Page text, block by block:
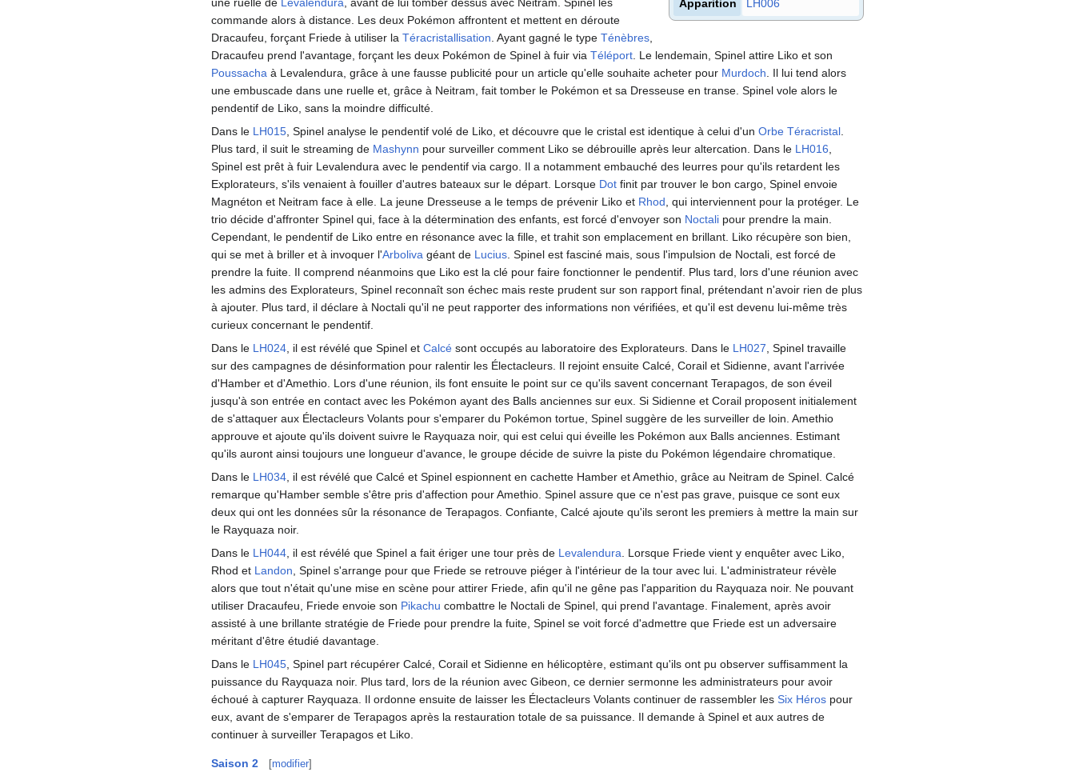
Apparition LH006
une ruelle de Levalendura, avant de lui tomber dessus avec Neitram. Spinel les
commande alors à distance. Les deux Pokémon affrontent et mettent en déroute
Dracaufeu, forçant Friede à utiliser la Téracristallisation. Ayant gagné le type Ténèbres,
Dracaufeu prend l'avantage, forçant les deux Pokémon de Spinel à fuir via Téléport. Le lendemain, Spinel attire Liko et son
Poussacha à Levalendura, grâce à une fausse publicité pour un article qu'elle souhaite acheter pour Murdoch. Il lui tend alors
une embuscade dans une ruelle et, grâce à Neitram, fait tomber le Pokémon et sa Dresseuse en transe. Spinel vole alors le
pendentif de Liko, sans la moindre difficulté.
Dans le LH015, Spinel analyse le pendentif volé de Liko, et découvre que le cristal est identique à celui d'un Orbe Téracristal.
Plus tard, il suit le streaming de Mashynn pour surveiller comment Liko se débrouille après leur altercation. Dans le LH016,
Spinel est prêt à fuir Levalendura avec le pendentif via cargo. Il a notamment embauché des leurres pour qu'ils retardent les
Explorateurs, s'ils venaient à fouiller d'autres bateaux sur le départ. Lorsque Dot finit par trouver le bon cargo, Spinel envoie
Magnéton et Neitram face à elle. La jeune Dresseuse a le temps de prévenir Liko et Rhod, qui interviennent pour la protéger. Le
trio décide d'affronter Spinel qui, face à la détermination des enfants, est forcé d'envoyer son Noctali pour prendre la main.
Cependant, le pendentif de Liko entre en résonance avec la fille, et trahit son emplacement en brillant. Liko récupère son bien,
qui se met à briller et à invoquer l'Arboliva géant de Lucius. Spinel est fasciné mais, sous l'impulsion de Noctali, est forcé de
prendre la fuite. Il comprend néanmoins que Liko est la clé pour faire fonctionner le pendentif. Plus tard, lors d'une réunion avec
les admins des Explorateurs, Spinel reconnaît son échec mais reste prudent sur son rapport final, prétendant n'avoir rien de plus
à ajouter. Plus tard, il déclare à Noctali qu'il ne peut rapporter des informations non vérifiées, et qu'il est devenu lui-même très
curieux concernant le pendentif.
Dans le LH024, il est révélé que Spinel et Calcé sont occupés au laboratoire des Explorateurs. Dans le LH027, Spinel travaille
sur des campagnes de désinformation pour ralentir les Électacleurs. Il rejoint ensuite Calcé, Corail et Sidienne, avant l'arrivée
d'Hamber et d'Amethio. Lors d'une réunion, ils font ensuite le point sur ce qu'ils savent concernant Terapagos, de son éveil
jusqu'à son entrée en contact avec les Pokémon ayant des Balls anciennes sur eux. Si Sidienne et Corail proposent initialement
de s'attaquer aux Électacleurs Volants pour s'emparer du Pokémon tortue, Spinel suggère de les surveiller de loin. Amethio
approuve et ajoute qu'ils doivent suivre le Rayquaza noir, qui est celui qui éveille les Pokémon aux Balls anciennes. Estimant
qu'ils auront ainsi toujours une longueur d'avance, le groupe décide de suivre la piste du Pokémon légendaire chromatique.
Dans le LH034, il est révélé que Calcé et Spinel espionnent en cachette Hamber et Amethio, grâce au Neitram de Spinel. Calcé
remarque qu'Hamber semble s'être pris d'affection pour Amethio. Spinel assure que ce n'est pas grave, puisque ce sont eux
deux qui ont les données sûr la résonance de Terapagos. Confiante, Calcé ajoute qu'ils seront les premiers à mettre la main sur
le Rayquaza noir.
Dans le LH044, il est révélé que Spinel a fait ériger une tour près de Levalendura. Lorsque Friede vient y enquêter avec Liko,
Rhod et Landon, Spinel s'arrange pour que Friede se retrouve piéger à l'intérieur de la tour avec lui. L'administrateur révèle
alors que tout n'était qu'une mise en scène pour attirer Friede, afin qu'il ne gêne pas l'apparition du Rayquaza noir. Ne pouvant
utiliser Dracaufeu, Friede envoie son Pikachu combattre le Noctali de Spinel, qui prend l'avantage. Finalement, après avoir
assisté à une brillante stratégie de Friede pour prendre la fuite, Spinel se voit forcé d'admettre que Friede est un adversaire
méritant d'être étudié davantage.
Dans le LH045, Spinel part récupérer Calcé, Corail et Sidienne en hélicoptère, estimant qu'ils ont pu observer suffisamment la
puissance du Rayquaza noir. Plus tard, lors de la réunion avec Gibeon, ce dernier sermonne les administrateurs pour avoir
échoué à capturer Rayquaza. Il ordonne ensuite de laisser les Électacleurs Volants continuer de rassembler les Six Héros pour
eux, avant de s'emparer de Terapagos après la restauration totale de sa puissance. Il demande à Spinel et aux autres de
continuer à surveiller Terapagos et Liko.
Saison 2 [modifier]